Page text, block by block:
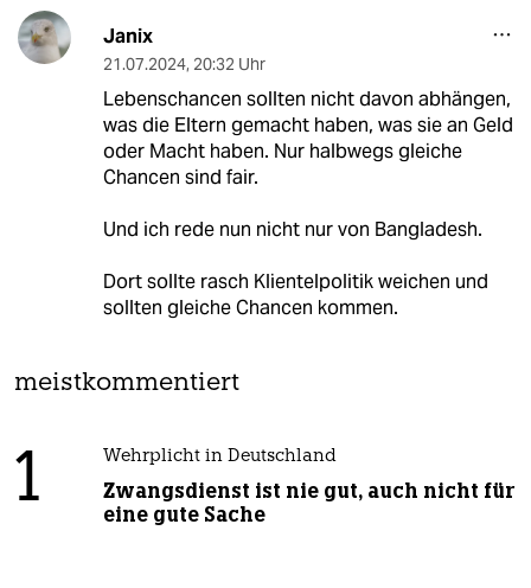
Janix
21.07.2024, 20:32 Uhr
Lebenschancen sollten nicht davon abhängen,
was die Eltern gemacht haben, was sie an Geld
oder Macht haben. Nur halbwegs gleiche
Chancen sind fair.
Und ich rede nun nicht nur von Bangladesh.
Dort sollte rasch Klientelpolitik weichen und
sollten gleiche Chancen kommen.
meistkommentiert
1 Wehrplicht in Deutschland
Zwangsdienst ist nie gut, auch nicht für
eine gute Sache